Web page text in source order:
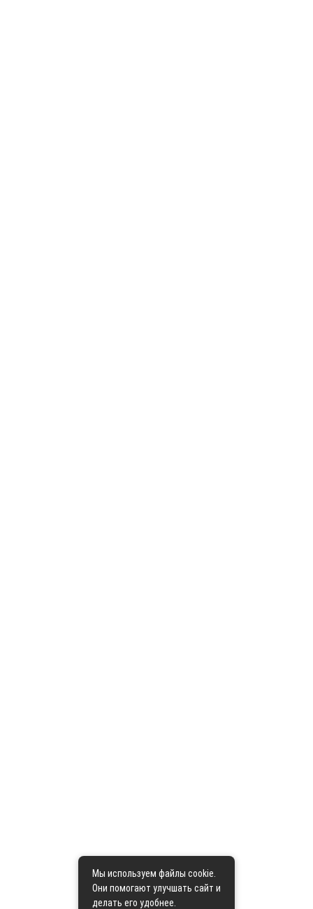
Мы используем файлы cookie.
Они помогают улучшать сайт и
делать его удобнее.